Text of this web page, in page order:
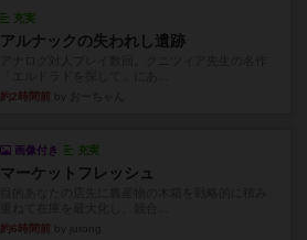
充実
アルナックの失われし遺跡
約2時間前
画像付き 充実
マーケットフレッシュ
約6時間前